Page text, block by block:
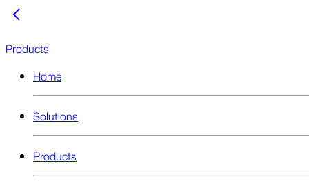
Products
Home
Solutions
Products